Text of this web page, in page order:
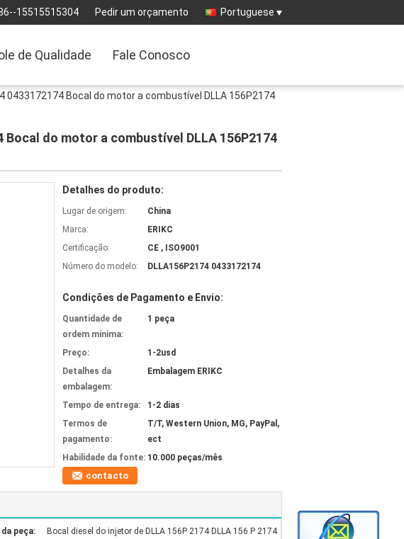
15515515304 Pedir um orçamento Portuguese
de Qualidade Fale Conosco
0433172174 Bocal do motor a combustível DLLA 156P2174
Bocal do motor a combustível DLLA 156P2174
Detalhes do produto:
Lugar de origem:
China
Marca:
ERIKC
Certificação:
CE , ISO9001
Número do modelo:
DLLA156P2174 0433172174
Condições de Pagamento e Envio:
Quantidade de
ordem mínima:
1 peça
Preço:
1-2usd
Detalhes da
embalagem:
Embalagem ERIKC
Tempo de entrega:
1-2 dias
Termos de
pagamento:
T/T, Western Union, MG, PayPal,
ect
Habilidade da fonte: 10.000 peças/mês
contacto
peça: Bocal diesel do injetor de DLLA 156P 2174 DLLA 156 P 2174